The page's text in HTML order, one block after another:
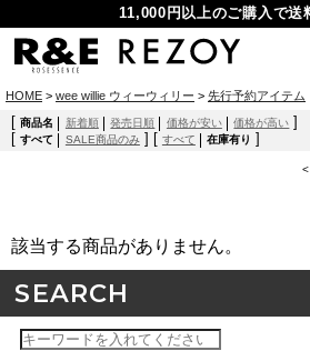
11,000円以上のご購入で送
HOME > wee willie ウィーウィリー > 先行予約アイテム
[商品名 新着順 発売日順 価格が安い 価格が高い ]
[すべて SALE商品のみ ] [ すべて 在庫有り ]
<
該当する商品がありません。
SEARCH